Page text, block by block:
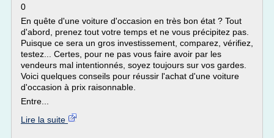
0
En quête d'une voiture d'occasion en très bon état ? Tout
d'abord, prenez tout votre temps et ne vous précipitez pas.
Puisque ce sera un gros investissement, comparez, vérifiez,
testez... Certes, pour ne pas vous faire avoir par les
vendeurs mal intentionnés, soyez toujours sur vos gardes.
Voici quelques conseils pour réussir l'achat d'une voiture
d'occasion à prix raisonnable.
Entre...
Lire la suite